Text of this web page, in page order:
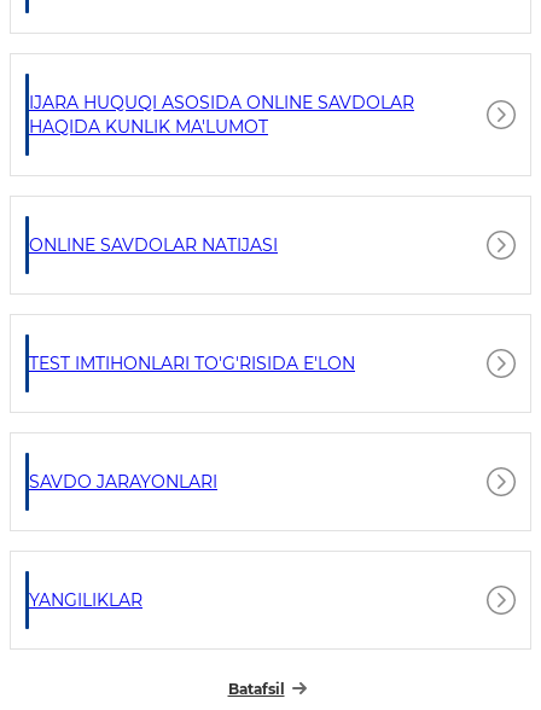
IJARA HUQUQI ASOSIDA ONLINE SAVDOLAR
HAQIDA KUNLIK MA'LUMOT
ONLINE SAVDOLAR NATIJASI
TEST IMTIHONLARI TO'G'RISIDA E'LON
SAVDO JARAYONLARI
YANGILIKLAR
Batafsil